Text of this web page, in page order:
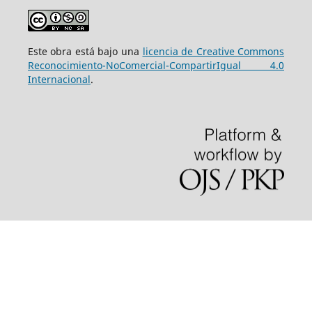
Este obra está bajo una licencia de Creative Commons
Reconocimiento-NoComercial-CompartirIgual 4.0
Internacional.